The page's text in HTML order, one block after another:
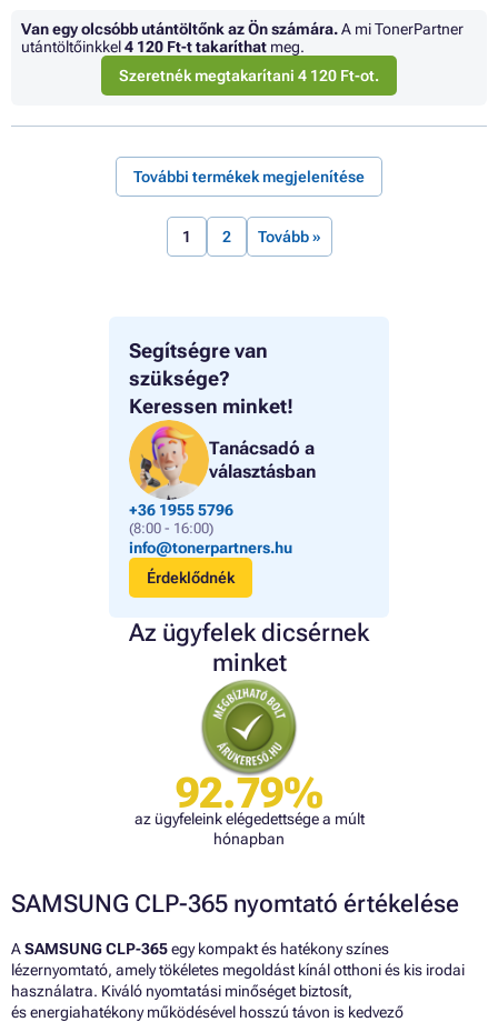
Segítségre van
szüksége?
Keressen minket!
Tanácsadó a
választásban
+36 1955 5796
(8:00 - 16:00)
info@tonerpartners.hu
Érdeklődnék
Az ügyfelek dicsérnek
minket
92.79%
az ügyfeleink elégedettsége a múlt
hónapban
Van egy olcsóbb utántöltőnk az Ön számára.A mi TonerPartner
utántöltőinkkel4 120 Ft-t takaríthat meg.
Szeretnék megtakarítani 4 120 Ft-ot.
További termékek megjelenítése
1 2 Tovább »
SAMSUNG CLP-365 nyomtató értékelése
ASAMSUNG CLP-365egy kompakt és hatékony színes
lézernyomtató, amely tökéletes megoldást kínál otthoni és kis irodai
használatra. Kiváló nyomtatási minőséget biztosít,
és energiahatékony működésével hosszú távon is kedvező